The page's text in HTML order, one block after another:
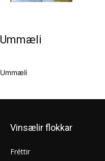
Ummæli
Ummæli
Vinsælir flokkar
Fréttir